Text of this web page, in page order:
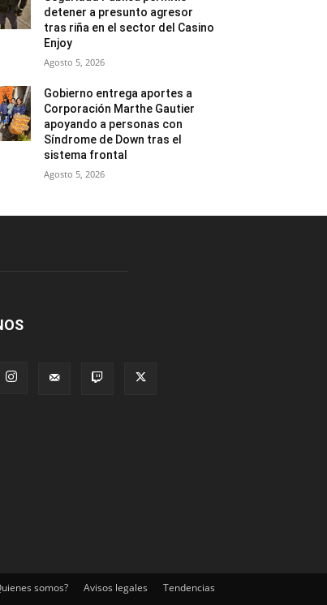
detener a presunto agresor
tras riña en el sector del Casino
Enjoy
Agosto 5, 2026
Gobierno entrega aportes a
Corporación Marthe Gautier
apoyando a personas con
Síndrome de Down tras el
sistema frontal
Agosto 5, 2026
somos? Avisos legales Tendencias